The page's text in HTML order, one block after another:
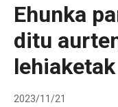
Ehunka
ditu
lehiaketak
2023/11/21